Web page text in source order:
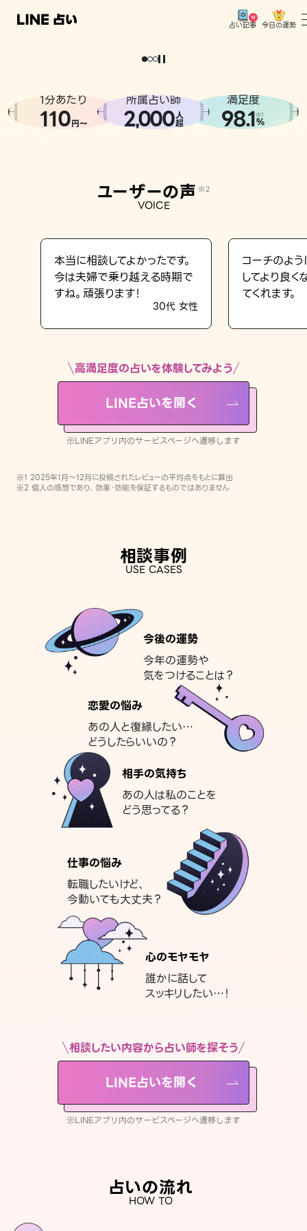
占い記事 今日の運勢
相談事例
LINE占いを開く
※LINEアプリ内のサービスページへ遷移します
どうせなら
。
1分あたり
110円〜
所属占い師
2,000人
超
満足度
98.1※1
%
ユーザーの声 ※2
VOICE
本当に相談してよかったです。
今は夫婦で乗り越える時期で
すね。頑張ります！
30代 女性
コーチのよ
してより良
てくれます。
高満足度の占いを体験してみよう
LINE占いを開く
※LINEアプリ内のサービスページへ遷移します
※1 2025年1月〜12月に投稿されたレビューの平均点をもとに算出
※2 個人の感想であり、効果・効能を保証するものではありません
相談事例
USE CASES
今後の運勢
今年の運勢や
気をつけることは？
恋愛の悩み
あの人と復縁したい…
どうしたらいいの？
相手の気持ち
あの人は私のことを
どう思ってる？
仕事の悩み
転職したいけど、
今動いても大丈夫？
心のモヤモヤ
誰かに話して
スッキリしたい…！
相談したい内容から占い師を探そう
LINE占いを開く
※LINEアプリ内のサービスページへ遷移します
占いの流れ
HOW TO